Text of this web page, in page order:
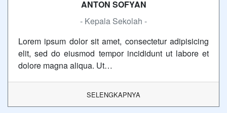
ANTON SOFYAN
- Kepala Sekolah -
Lorem ipsum dolor sit amet, consectetur adipisicing
elit, sed do eiusmod tempor incididunt ut labore et
dolore magna aliqua. Ut…
SELENGKAPNYA